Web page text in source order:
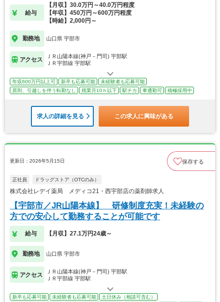
給与
【月収】30.0万円～40.0万円程度
【年収】450万円～600万円程度
【時給】2,000円～
勤務地 山口県 宇部市
アクセス
ＪＲ山陽本線(神戸－門司) 宇部駅
ＪＲ宇部線 宇部駅
年収600万円以上可 新卒も応募可能
未経験者も応募可能
原則、引越しを伴う転勤なし
残業月10ｈ以下 駅チカ 車通勤可 積極採用中
求人の詳細を見る この求人に興味がある
更新日：2026年5月15日 保存する
正社員 ドラッグストア（OTCのみ）
株式会社レデイ薬局 メディコ21・西宇部店の薬剤師求人
【宇部市／JR山陽本線】 研修制度充実！未経験の
方での安心して勤務することが可能です
給与 【月収】27.1万円24歳～
勤務地 山口県 宇部市
アクセス
ＪＲ山陽本線(神戸－門司) 宇部駅
ＪＲ宇部線 宇部駅
新卒も応募可能 未経験者も応募可能
土日休み（相談可含む）